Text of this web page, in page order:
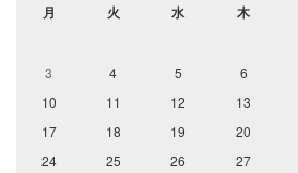
月 火 水 木
3
4 5 6
10
11 12 13
17
18 19 20
24
25 26 27